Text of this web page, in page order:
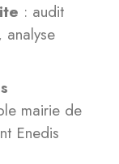
: audit
mairie de
Enedis